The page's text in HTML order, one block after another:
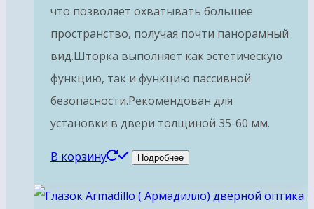
что позволяет охватывать большее
пространство, получая почти панорамный
вид.Шторка выполняет как эстетическую
функцию, так и функцию пассивной
безопасности.Рекомендован для
установки в двери толщиной 35-60 мм.
В корзину Подробнее